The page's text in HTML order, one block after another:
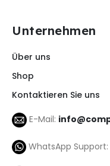
Unternehmen
Über uns
Shop
Kontaktieren Sie uns
E-Mail:
WhatsApp Support: